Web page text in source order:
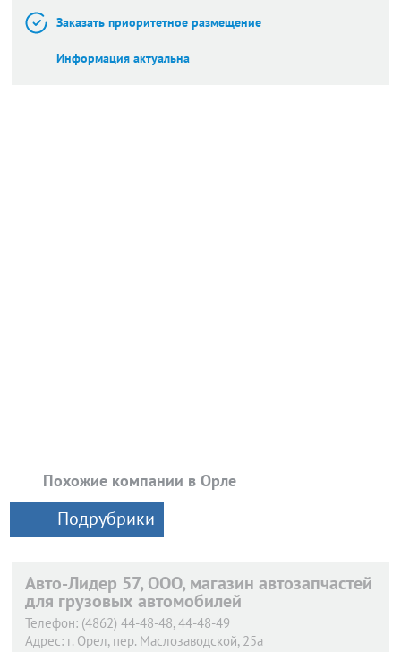
Заказать приоритетное размещение
Информация актуальна
Похожие компании в Орле
Подрубрики
Авто-Лидер 57, ООО, магазин автозапчастей
для грузовых автомобилей
Телефон: (4862) 44-48-48, 44-48-49
Адрес: г. Орел, пер. Маслозаводской, 25а